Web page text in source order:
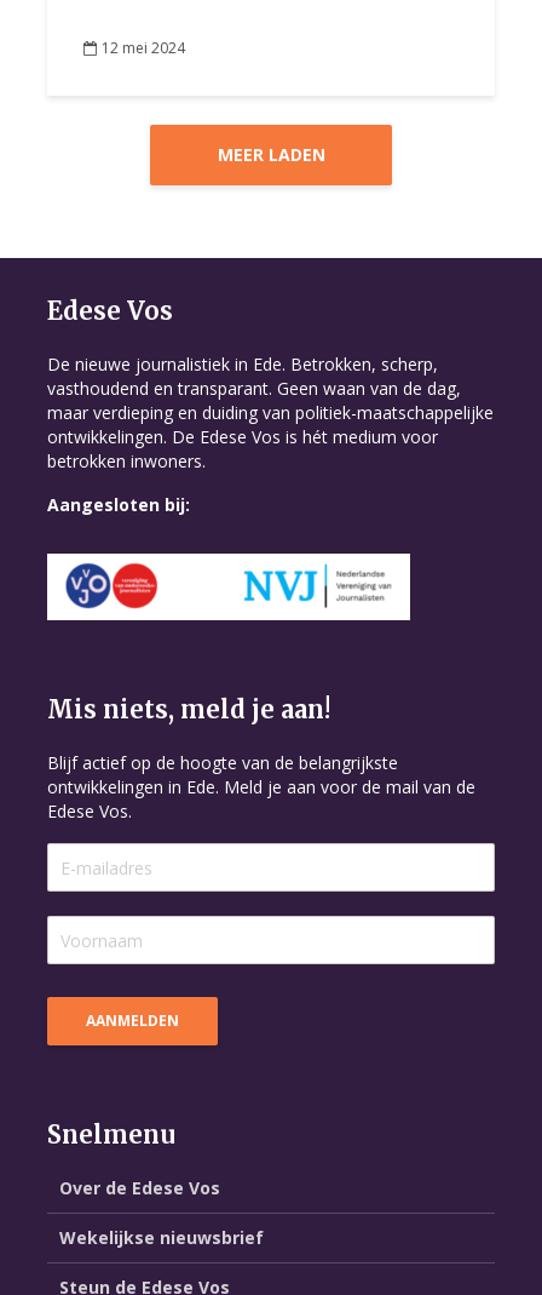
12 mei 2024
MEER LADEN
Edese Vos
De nieuwe journalistiek in Ede. Betrokken, scherp,
vasthoudend en transparant. Geen waan van de dag,
maar verdieping en duiding van politiek-maatschappelijke
ontwikkelingen. De Edese Vos is hét medium voor
betrokken inwoners.
Aangesloten bij:
Mis niets, meld je aan!
Blijf actief op de hoogte van de belangrijkste
ontwikkelingen in Ede. Meld je aan voor de mail van de
Edese Vos.
Snelmenu
Over de Edese Vos
Wekelijkse nieuwsbrief
Steun de Edese Vos